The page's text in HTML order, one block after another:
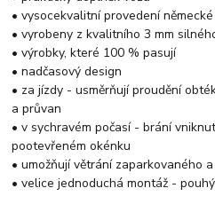
• vysocekvalitní provedení
• vyrobeny z kvalitního 3 mm
• výrobky, které 100 % pasují
• nadčasový design
• za jízdy - usměrňují proudění
a průvan
• v sychravém počasí - brání
pootevřeném okénku
• umožňují větrání zaparkovaného
• velice jednoduchá montáž -